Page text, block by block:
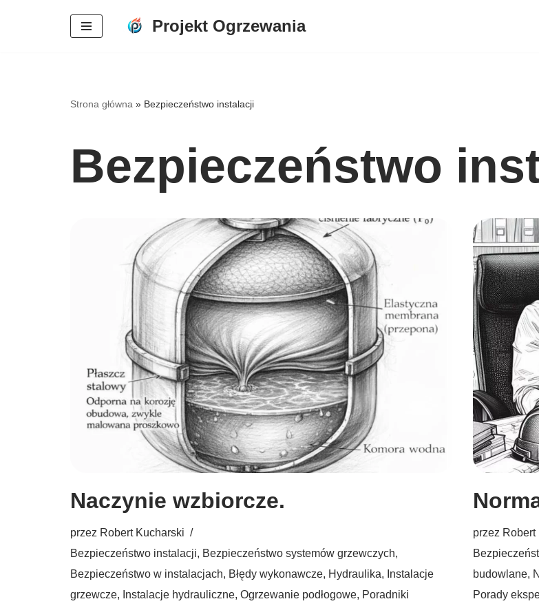
Projekt Ogrzewania
Strona główna » Bezpieczeństwo instalacji
Bezpieczeństwo
Naczynie wzbiorcze.
przez Robert Kucharski
Bezpieczeństwo instalacji, Bezpieczeństwo systemów grzewczych,
Bezpieczeństwo w instalacjach, Błędy wykonawcze, Hydraulika, Instalacje
grzewcze, Instalacje hydrauliczne, Ogrzewanie podłogowe, Poradniki
przez Robert
budowlane,
Porady